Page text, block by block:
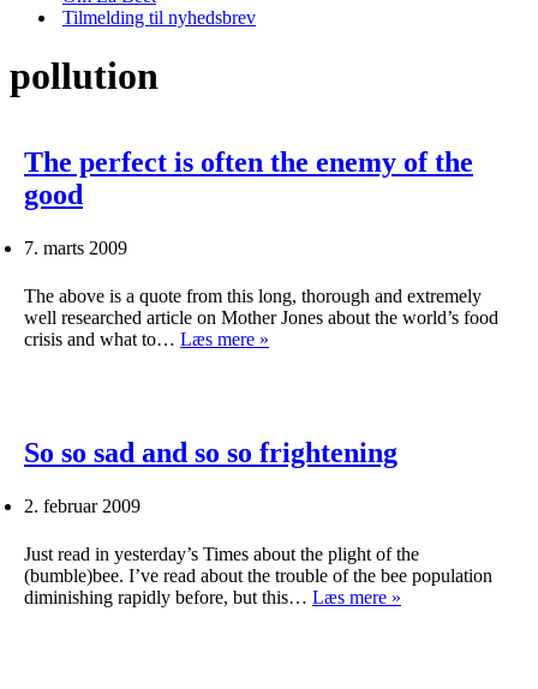
Tilmelding til nyhedsbrev
pollution
The perfect is often the enemy of the
good
7. marts 2009
The above is a quote from this long, thorough and extremely
well researched article on Mother Jones about the world’s food
crisis and what to… Læs mere »
enemy
of
So so sad and so so frightening
2. februar 2009
Just read in yesterday’s Times about the plight of the
(bumble)bee. I’ve read about the trouble of the bee population
diminishing rapidly before, but this… Læs mere »